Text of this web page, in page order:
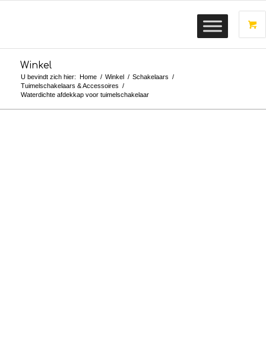
Winkel
U bevindt zich hier: Home / Winkel / Schakelaars /
Tuimelschakelaars & Accessoires /
Waterdichte afdekkap voor tuimelschakelaar